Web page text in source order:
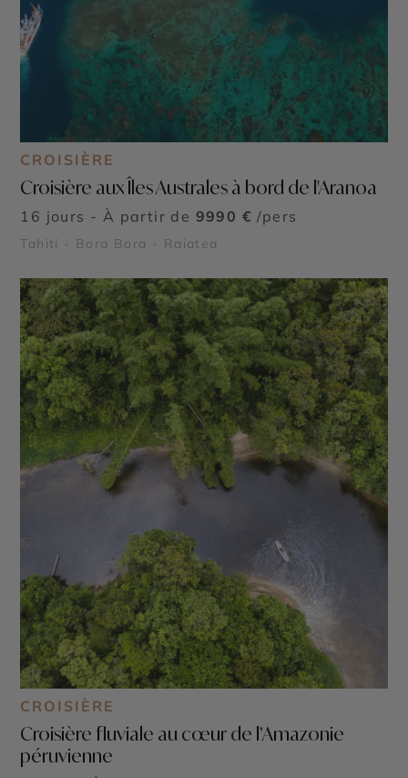
CROISIÈRE
Croisière aux Îles Australes à bord de l'Aranoa
16 jours - À partir de 9990 € /pers
Tahiti - Bora Bora - Raiatea
CROISIÈRE
Croisière fluviale au cœur de l’Amazonie
péruvienne